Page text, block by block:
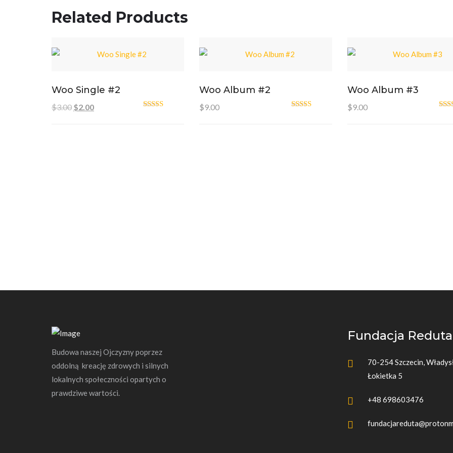
Related Products
Woo Single #2
$3.00 Pierwotna cena wynosiła: $3.00.
$2.00Aktualna cena wynosi: $2.00.
Woo Album #2
$9.00
Woo Album #3
$9.00
Budowa naszej Ojczyzny poprzez
oddolną kreację zdrowych i silnych
lokalnych społeczności opartych o
prawdziwe wartości.
Fundacja Reduta
70-254 Szczecin,
Łokietka 5
+48 698603476